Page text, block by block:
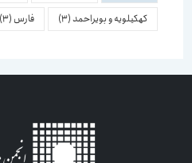
کهکیلویه و بویراحمد(3) فارس(3)